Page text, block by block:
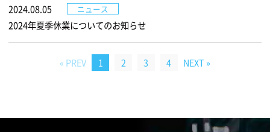
2024.08.05 ニュース
2024年夏季休業についてのお知らせ
« PREV 1 2 3 4 NEXT »